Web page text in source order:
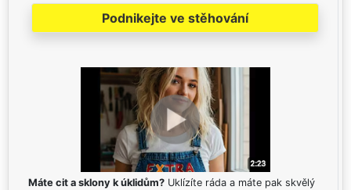
Podnikejte ve stěhování
Máte cit a sklony k úklidům? Uklízíte ráda a máte pak skvělý